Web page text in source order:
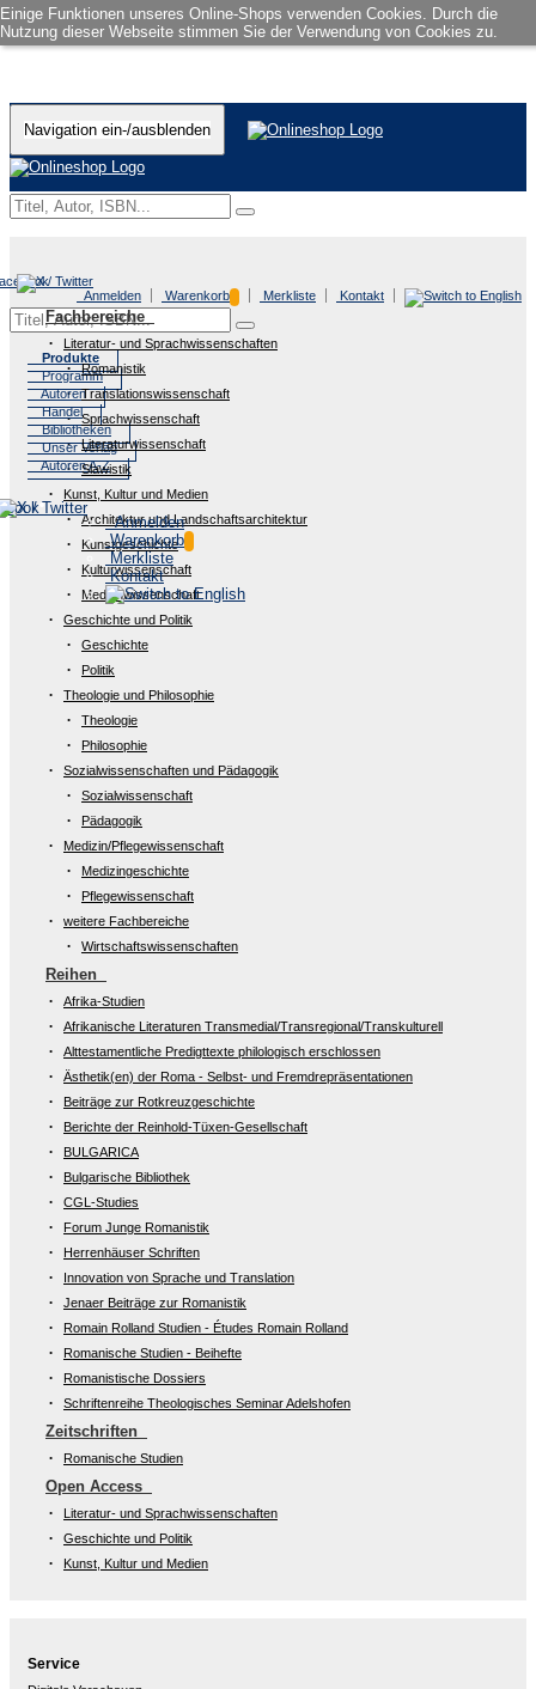
Einige Funktionen unseres Online-Shops verwenden Cookies. Durch die
Nutzung dieser Webseite stimmen Sie der Verwendung von Cookies zu.
Navigation ein-/ausblenden
Anmelden Warenkorb Merkliste Kontakt
Produkte
Programm
Autoren
Handel
Bibliotheken
Unser Verlag
Autoren A-Z
Anmelden
Warenkorb
Merkliste
Kontakt
Fachbereiche
Literatur- und Sprachwissenschaften
Romanistik
Translationswissenschaft
Sprachwissenschaft
Literaturwissenschaft
Slawistik
Kunst, Kultur und Medien
Architektur und Landschaftsarchitektur
Kunstgeschichte
Kulturwissenschaft
Medienwissenschaft
Geschichte und Politik
Geschichte
Politik
Theologie und Philosophie
Theologie
Philosophie
Sozialwissenschaften und Pädagogik
Sozialwissenschaft
Pädagogik
Medizin/Pflegewissenschaft
Medizingeschichte
Pflegewissenschaft
weitere Fachbereiche
Wirtschaftswissenschaften
Reihen
Afrika-Studien
Afrikanische Literaturen Transmedial/Transregional/Transkulturell
Alttestamentliche Predigttexte philologisch erschlossen
Ästhetik(en) der Roma - Selbst- und Fremdrepräsentationen
Beiträge zur Rotkreuzgeschichte
Berichte der Reinhold-Tüxen-Gesellschaft
BULGARICA
Bulgarische Bibliothek
CGL-Studies
Forum Junge Romanistik
Herrenhäuser Schriften
Innovation von Sprache und Translation
Jenaer Beiträge zur Romanistik
Romain Rolland Studien - Études Romain Rolland
Romanische Studien - Beihefte
Romanistische Dossiers
Schriftenreihe Theologisches Seminar Adelshofen
Zeitschriften
Romanische Studien
Open Access
Literatur- und Sprachwissenschaften
Geschichte und Politik
Kunst, Kultur und Medien
Service